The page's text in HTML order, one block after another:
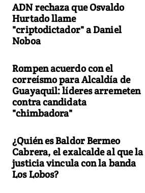
ADN rechaza que Osvaldo
Hurtado llame
"criptodictador" a Daniel
Noboa
Rompen acuerdo con el
correísmo para Alcaldía de
Guayaquil: líderes arremeten
contra candidata
"chimbadora"
¿Quién es Baldor Bermeo
Cabrera, el exalcalde al que la
justicia vincula con la banda
Los Lobos?